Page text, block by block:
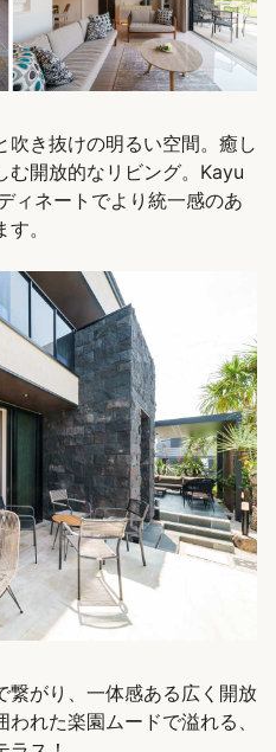
吹き抜けの明るい空間。癒し
む開放的なリビング。Kayu
ィネートでより統一感のあ
。
繋がり、一体感ある広く開放
れた楽園ムードで溢れる、